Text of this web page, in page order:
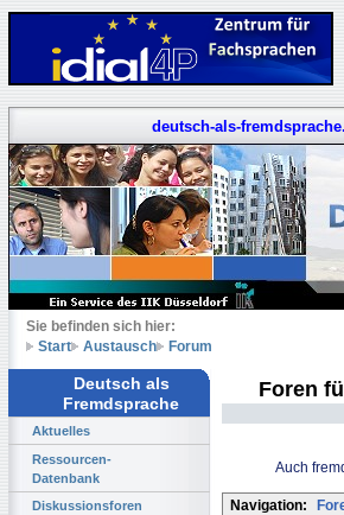
deutsch-als-
Sie befinden sich hier:
Start
Austausch Forum
Deutsch als
Fremdsprache
Aktuelles
Ressourcen-
Datenbank
Diskussionsforen
Foren
Auch
Navigation: